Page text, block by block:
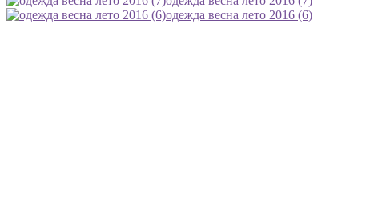
одежда весна лето 2016 (6)